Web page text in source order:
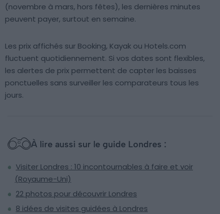
(novembre à mars, hors fêtes), les dernières minutes
peuvent payer, surtout en semaine.
Les prix affichés sur Booking, Kayak ou Hotels.com
fluctuent quotidiennement. Si vos dates sont flexibles,
les alertes de prix permettent de capter les baisses
ponctuelles sans surveiller les comparateurs tous les
jours.
À lire aussi sur le guide Londres :
Visiter Londres : 10 incontournables à faire et voir
(Royaume-Uni)
22 photos pour découvrir Londres
8 idées de visites guidées à Londres